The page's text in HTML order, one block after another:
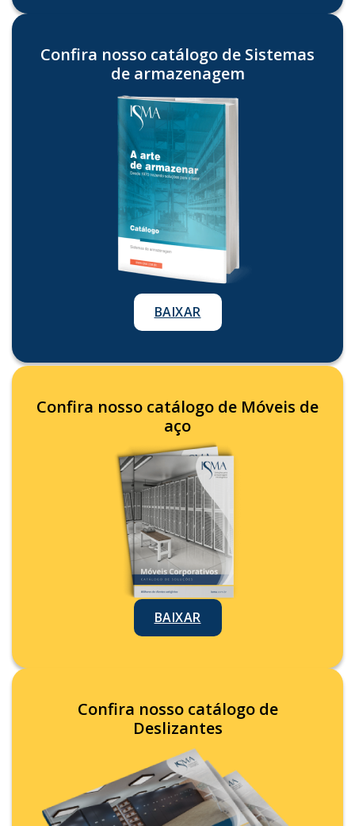
Confira nosso catálogo de Sistemas
de armazenagem
BAIXAR
Confira nosso catálogo de Móveis de
aço
BAIXAR
Confira nosso catálogo de
Deslizantes